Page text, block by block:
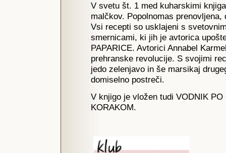
V svetu št. 1 med kuharskimi
malčkov. Popolnomas
Vsi recepti so usklajeni s
smernicami, ki jih je avtorica
PAPARICE. Avtorici Annabel
prehranske revolucije. S svojimi
jedo zelenjavo in še marsikaj
domiselno postreči.
V knjigo je vložen tudi VODNIK PO
KORAKOM.